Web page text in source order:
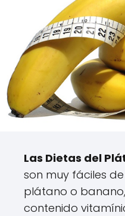
Las Dietas del
son muy fáciles
plátano o
contenido